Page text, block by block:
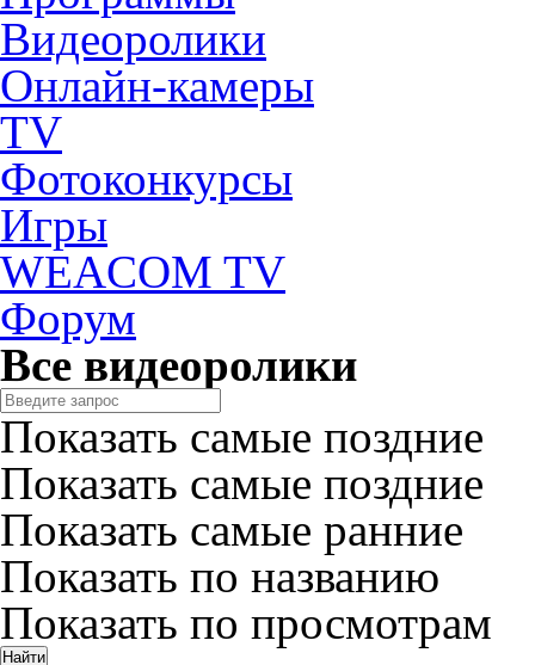
Видеоролики
Онлайн-камеры
TV
Фотоконкурсы
Игры
WEACOM TV
Форум
Все видеоролики
Показать самые поздние
Показать самые поздние
Показать самые ранние
Показать по названию
Показать по просмотрам